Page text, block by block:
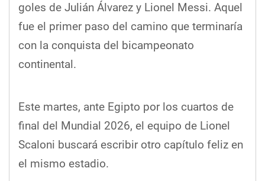
goles de Julián Álvarez y Lionel Messi. Aquel
fue el primer paso del camino que terminaría
con la conquista del bicampeonato
continental.
Este martes, ante Egipto por los cuartos de
final del Mundial 2026, el equipo de Lionel
Scaloni buscará escribir otro capítulo feliz en
el mismo estadio.